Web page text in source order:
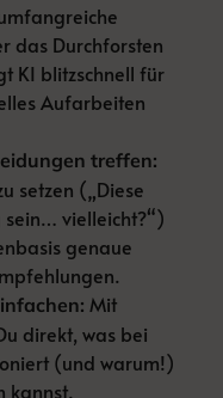
das Durchforsten
KI blitzschnell für
Aufarbeiten
treffen:
setzen („Diese
sein… vielleicht?“)
genaue
Mit
direkt, was bei
(und warum!)
kannst.